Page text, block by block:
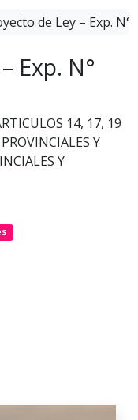
de Ley – Exp. N°
Exp. N°
14, 17, 19
Y
Y